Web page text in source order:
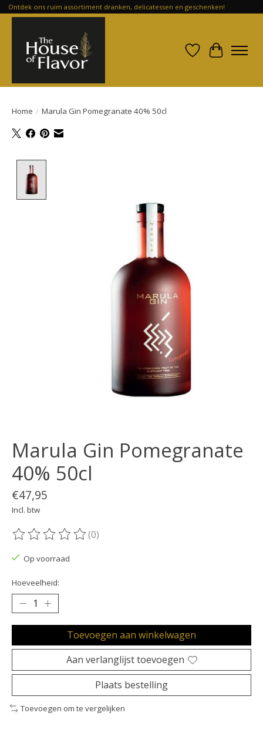
Ontdek ons ruim assortiment dranken, delicatessen en geschenken!
Verlanglijst
Home / Marula Gin Pomegranate 40% 50cl
Marula Gin Pomegranate
40% 50cl
€47,95
Incl. btw
De beoordeling van dit product is
(0)
Op voorraad
Hoeveelheid:
Toevoegen aan winkelwagen
Aan verlanglijst toevoegen
Plaats bestelling
Toevoegen om te vergelijken